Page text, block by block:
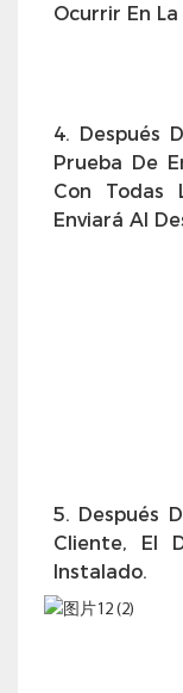
Ocurrir En
4. Después
Prueba De
Con Todas
Enviará Al
5. Después
Cliente, El
Instalado.